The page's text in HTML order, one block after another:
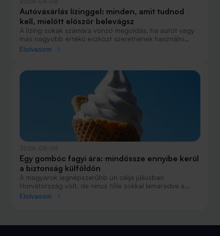
Autóvásárlás lízinggel: minden, amit tudnod
kell, mielőtt először belevágsz
A lízing sokak számára vonzó megoldás, ha autót vagy
más nagyobb értékű eszközt szeretnének használni
anélkül, hogy azt egy összegben ki kellene fizetniük.
fogalmak közül, amelyekkel biztosan találkozol.
Elolvasom
Egy gombóc fagyi ára: mindössze ennyibe kerül
a biztonság külföldön
A magyarok legnépszerűbb úti célja júliusban
Horvátország volt, de nincs tőle sokkal lemaradva a
júniust megnyerő Olaszország sem. A tengerparti
Elolvasom